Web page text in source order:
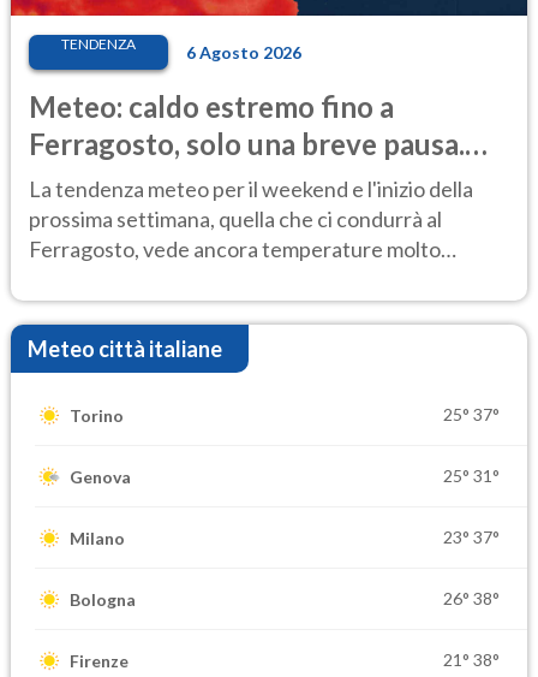
TENDENZA 6 Agosto 2026
Meteo: caldo estremo fino a
Ferragosto, solo una breve pausa.
Ecco dove
La tendenza meteo per il weekend e l'inizio della
prossima settimana, quella che ci condurrà al
Ferragosto, vede ancora temperature molto
Meteo città italiane
Torino 25° 37°
Genova 25° 31°
Milano 23° 37°
Bologna 26° 38°
Firenze 21° 38°